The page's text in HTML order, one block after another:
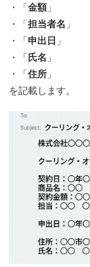
・「 金額」
・「 担当者名 」
・「 申出日 」
・「 氏名 」
・「 住所 」
を記載します。